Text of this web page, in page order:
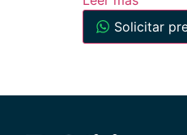
Solicitar